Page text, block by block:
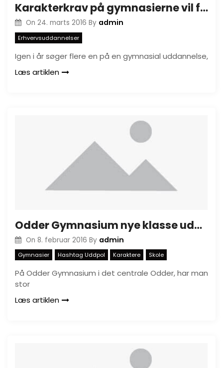
Karakterkrav på gymnasierne vil få flere til at tage en erhvervsuddannelse
On 24. marts 2016 By admin
Erhvervsuddannelser
Igen i år søger flere en på en gymnasial uddannelse,
Læs artiklen
Odder Gymnasium nye klasse uden karaktere er en succes
On 8. februar 2016 By admin
Gymnasier Hashtag Uddpol Karaktere Skole
På Odder Gymnasium i det centrale Odder, har man
stor
Læs artiklen